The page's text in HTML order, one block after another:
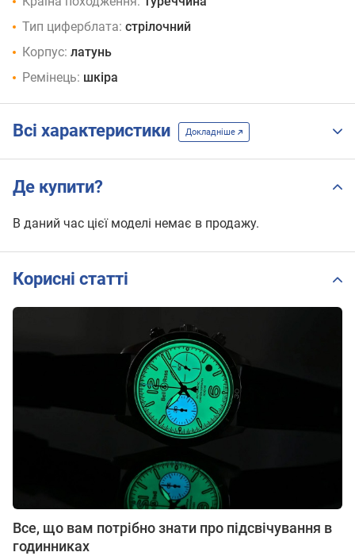
Тип циферблата: стрілочний
Корпус: латунь
Ремінець: шкіра
Всі характеристики Докладніше
Де купити?
В даний час цієї моделі немає в продажу.
Корисні статті
Все, що вам потрібно знати про підсвічування в
годинниках